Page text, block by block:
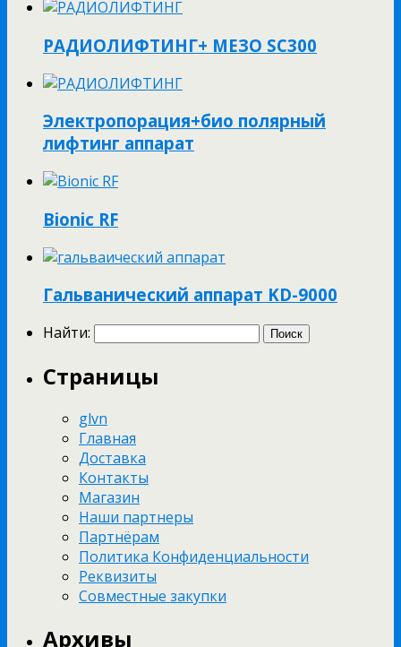
РАДИОЛИФТИНГ+ МЕЗО SC300
Электропорация+био полярный
лифтинг аппарат
Bionic RF
Гальванический аппарат KD-9000
Найти:
Страницы
glvn
Главная
Доставка
Контакты
Магазин
Наши партнеры
Партнёрам
Политика Конфиденциальности
Реквизиты
Совместные закупки
Архивы